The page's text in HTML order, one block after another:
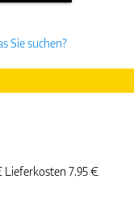
Sie suchen?
Lieferkosten 7.95 €